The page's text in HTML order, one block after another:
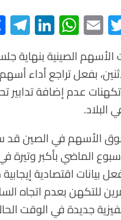
T
wi
tt
er
E
m
ail
W
h
at
s
A
p
Li
n
ke
dI
n
a
الصينية بنهاية
بفعل تراجع أداء
عدم إضافة تدابير
البلاد.
الأسهم في الصين قد
بيانات اقتصادية
للتكهن بعدم اتجاه
جديدة في الوقت